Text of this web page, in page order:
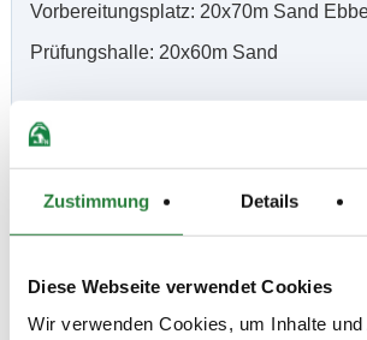
Zustimmung Details
Diese Webseite verwendet Cookies
Wir verwenden Cookies, um Inhalte
Vorbereitungsplatz: 20x70m Sand
Prüfungshalle: 20x60m Sand
Vorläufige Zeitenteilung:
Sa. vorm.: 4,6,8; nachm.: 10,12
Ergebnisse:
Zu den Ergebnissen auf www.fn-